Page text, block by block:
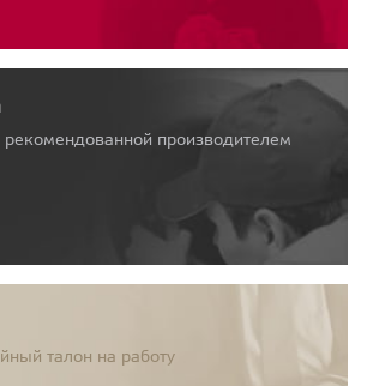
рекомендованной производителем
талон на работу